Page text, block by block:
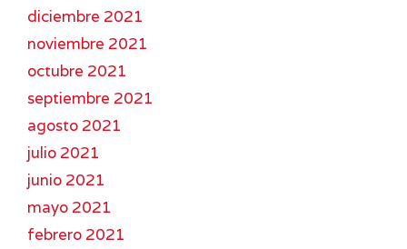
diciembre 2021
noviembre 2021
octubre 2021
septiembre 2021
agosto 2021
julio 2021
junio 2021
mayo 2021
febrero 2021